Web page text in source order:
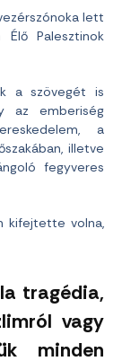
lett
Élő Palesztinok
a szövegét is
az emberiség
a
illetve
fegyveres
kifejtette volna,
tragédia,
vagy
minden